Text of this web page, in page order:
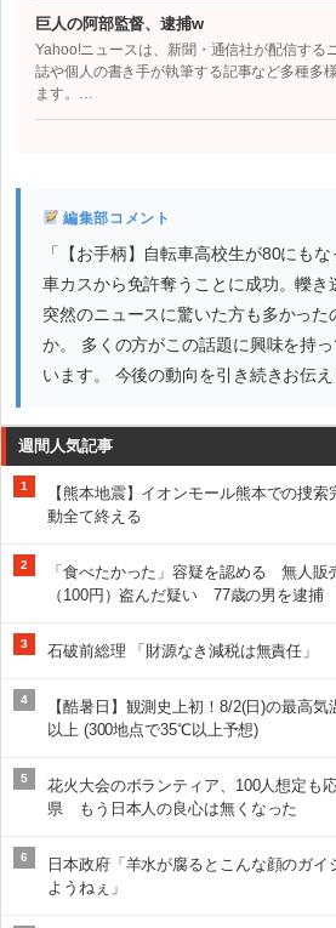
巨人の阿部監督、逮捕w
Yahoo!ニュースは、新聞・通信社が配信する
誌や個人の書き手が執筆する記事など多種多
ます。…
編集部コメント
「【お手柄】自転車高校生が80にも
車カスから免許奪うことに成功。轢き
突然のニュースに驚いた方も多かった
か。 多くの方がこの話題に興味を持
います。 今後の動向を引き続きお伝え
週間人気記事
1
【熊本地震】イオンモール熊本での捜
動全て終える
2
「食べたかった」容疑を認める 無人販
（100円）盗んだ疑い 77歳の男を逮
3 石破前総理 「財源なき減税は無責任」
4
【酷暑日】観測史上初！8/2(日)の最高
以上 (300地点で35℃以上予想)
5
花火大会のボランティア、100人想定も
県 もう日本人の良心は無くなった
6
日本政府「羊水が腐るとこんな顔のガ
ようねぇ」